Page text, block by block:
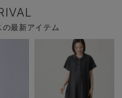
最新アイテム